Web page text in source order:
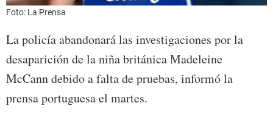
Foto: La Prensa
La policía abandonará las investigaciones por la
desaparición de la niña británica Madeleine
McCann debido a falta de pruebas, informó la
prensa portuguesa el martes.